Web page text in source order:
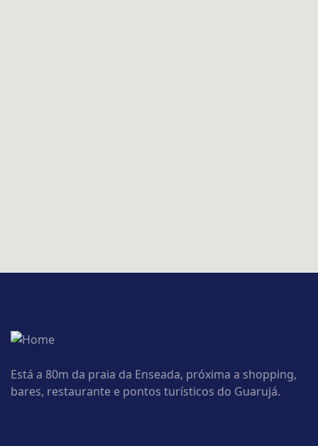
Está a 80m da praia da Enseada, próxima a shopping,
bares, restaurante e pontos turísticos do Guarujá.